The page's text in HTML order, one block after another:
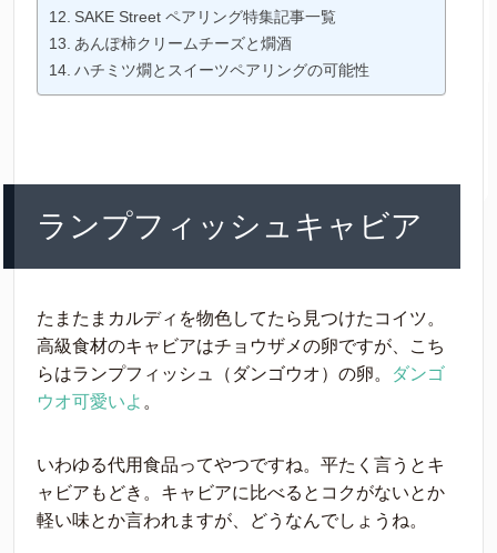
SAKE Street ペアリング特集記事一覧
あんぽ柿クリームチーズと燗酒
ハチミツ燗とスイーツペアリングの可能性
ランプフィッシュキャビア
たまたまカルディを物色してたら見つけたコイツ。
高級食材のキャビアはチョウザメの卵ですが、こち
らはランプフィッシュ（ダンゴウオ）の卵。
ダンゴ
ウオ可愛いよ 。
いわゆる代用食品ってやつですね。平たく言うとキ
ャビアもどき。キャビアに比べるとコクがないとか
軽い味とか言われますが、どうなんでしょうね。